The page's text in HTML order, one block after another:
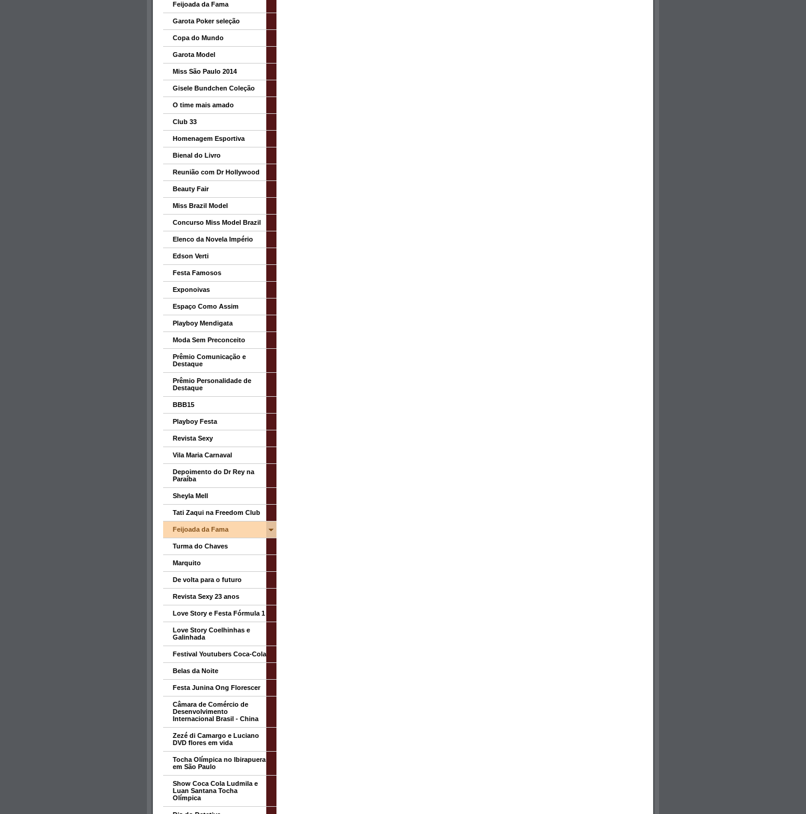
Feijoada da Fama
Garota Poker seleção
Copa do Mundo
Garota Model
Miss São Paulo 2014
Gisele Bundchen Coleção
O time mais amado
Club 33
Homenagem Esportiva
Bienal do Livro
Reunião com Dr Hollywood
Beauty Fair
Miss Brazil Model
Concurso Miss Model Brazil
Elenco da Novela Império
Edson Verti
Festa Famosos
Exponoivas
Espaço Como Assim
Playboy Mendigata
Moda Sem Preconceito
Prêmio Comunicação e
Destaque
Prêmio Personalidade de
Destaque
BBB15
Playboy Festa
Revista Sexy
Vila Maria Carnaval
Depoimento do Dr Rey na
Paraíba
Sheyla Mell
Tati Zaqui na Freedom Club
Feijoada da Fama
Turma do Chaves
Marquito
De volta para o futuro
Revista Sexy 23 anos
Love Story e Festa Fórmula 1
Love Story Coelhinhas e
Galinhada
Festival Youtubers Coca-Cola
Belas da Noite
Festa Junina Ong Florescer
Câmara de Comércio de
Desenvolvimento
Internacional Brasil - China
Zezé di Camargo e Luciano
DVD flores em vida
Tocha Olímpica no Ibirapuera
em São Paulo
Show Coca Cola Ludmila e
Luan Santana Tocha
Olímpica